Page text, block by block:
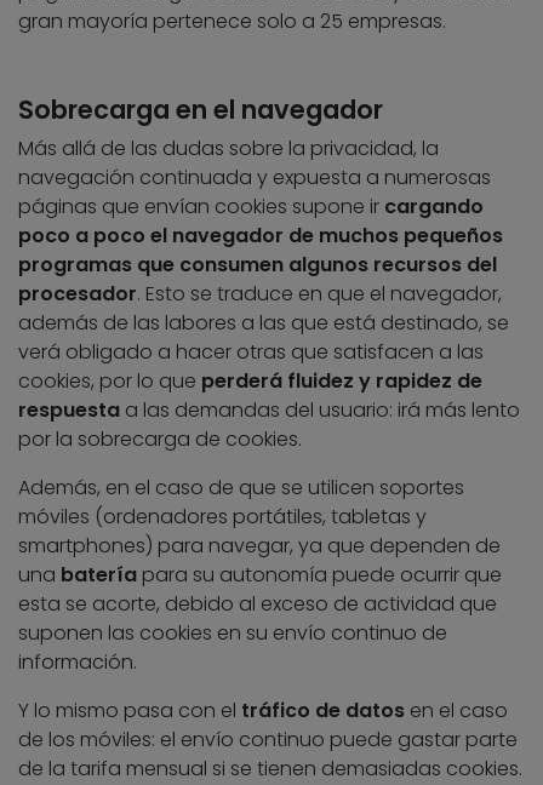
gran mayoría pertenece solo a 25 empresas.
Sobrecarga en el navegador
Más allá de las dudas sobre la privacidad, la
navegación continuada y expuesta a numerosas
páginas que envían cookies supone ir cargando
poco a poco el navegador de muchos pequeños
programas que consumen algunos recursos del
procesador. Esto se traduce en que el navegador,
además de las labores a las que está destinado, se
verá obligado a hacer otras que satisfacen a las
cookies, por lo que perderá fluidez y rapidez de
respuesta a las demandas del usuario: irá más lento
por la sobrecarga de cookies.
Además, en el caso de que se utilicen soportes
móviles (ordenadores portátiles, tabletas y
smartphones) para navegar, ya que dependen de
una batería para su autonomía puede ocurrir que
esta se acorte, debido al exceso de actividad que
suponen las cookies en su envío continuo de
información.
Y lo mismo pasa con el tráfico de datos en el caso
de los móviles: el envío continuo puede gastar parte
de la tarifa mensual si se tienen demasiadas cookies.